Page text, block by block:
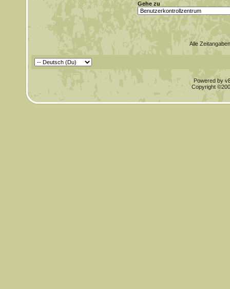
Gehe zu
Alle
Powered by
Copyright